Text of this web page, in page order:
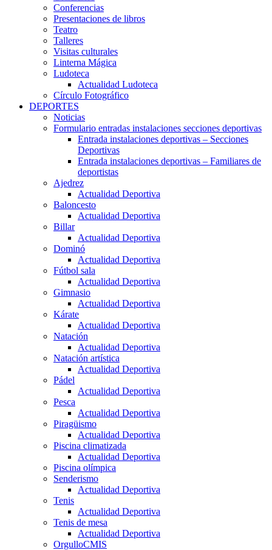
Conferencias
Presentaciones de libros
Teatro
Talleres
Visitas culturales
Linterna Mágica
Ludoteca
Actualidad Ludoteca
Círculo Fotográfico
DEPORTES
Noticias
Formulario entradas instalaciones secciones deportivas
Entrada instalaciones deportivas – Secciones
Deportivas
Entrada instalaciones deportivas – Familiares de
deportistas
Ajedrez
Actualidad Deportiva
Baloncesto
Actualidad Deportiva
Billar
Actualidad Deportiva
Dominó
Actualidad Deportiva
Fútbol sala
Actualidad Deportiva
Gimnasio
Actualidad Deportiva
Kárate
Actualidad Deportiva
Natación
Actualidad Deportiva
Natación artística
Actualidad Deportiva
Pádel
Actualidad Deportiva
Pesca
Actualidad Deportiva
Piragüismo
Actualidad Deportiva
Piscina climatizada
Actualidad Deportiva
Piscina olímpica
Senderismo
Actualidad Deportiva
Tenis
Actualidad Deportiva
Tenis de mesa
Actualidad Deportiva
OrgulloCMIS